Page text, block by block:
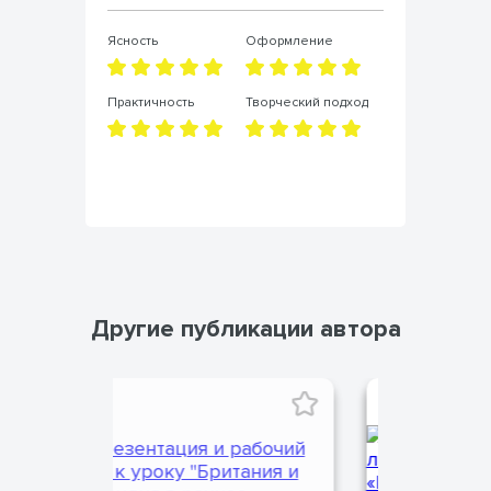
Ясность Оформление
Практичность Творческий подход
Другие публикации автора